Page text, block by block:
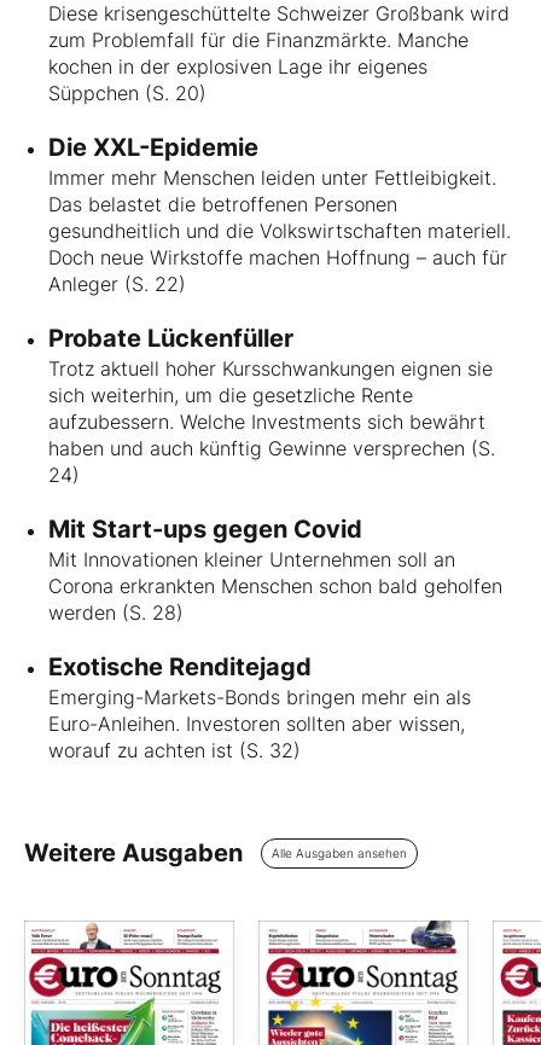
Diese krisengeschüttelte Schweizer Großbank wird
zum Problemfall für die Finanzmärkte. Manche
kochen in der explosiven Lage ihr eigenes
Süppchen (S. 20)
Die XXL-Epidemie
Immer mehr Menschen leiden unter Fettleibigkeit.
Das belastet die betroffenen Personen
gesundheitlich und die Volkswirtschaften materiell.
Doch neue Wirkstoffe machen Hoffnung – auch für
Anleger (S. 22)
Probate Lückenfüller
Trotz aktuell hoher Kursschwankungen eignen sie
sich weiterhin, um die gesetzliche Rente
aufzubessern. Welche Investments sich bewährt
haben und auch künftig Gewinne versprechen (S.
24)
Mit Start-ups gegen Covid
Mit Innovationen kleiner Unternehmen soll an
Corona erkrankten Menschen schon bald geholfen
werden (S. 28)
Exotische Renditejagd
Emerging-Markets-Bonds bringen mehr ein als
Euro-Anleihen. Investoren sollten aber wissen,
worauf zu achten ist (S. 32)
Weitere Ausgaben Alle Ausgaben ansehen